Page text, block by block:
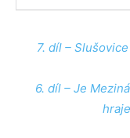
7. díl –
6. díl – Je